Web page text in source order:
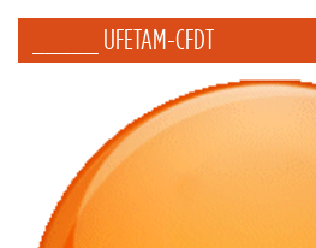
_____ UFETAM-CFDT